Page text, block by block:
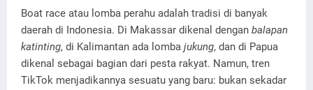
Boat race atau lomba perahu adalah tradisi di banyak
daerah di Indonesia. Di Makassar dikenal dengan balapan
katinting, di Kalimantan ada lomba jukung, dan di Papua
dikenal sebagai bagian dari pesta rakyat. Namun, tren
TikTok menjadikannya sesuatu yang baru: bukan sekadar